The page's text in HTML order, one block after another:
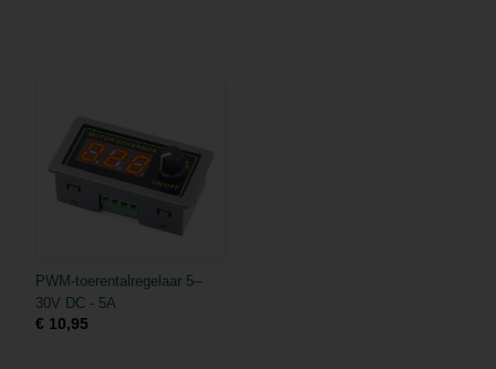
PWM-toerentalregelaar 5–
30V DC - 5A
€ 10,95